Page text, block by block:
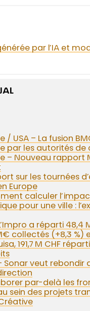
par l’IA et
/ USA – La fusion
par les autorités de
– Nouveau rapport
sur les tournées
Europe
calculer
pour une ville :
a réparti 48,4
collectés (+8,3 %)
191,7 M CHF
Sonar veut rebondir
par-delà les
sein des projets